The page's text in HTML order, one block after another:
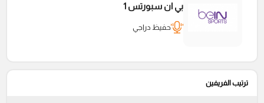
بي ان سبورتس 1
حفيظ دراجي
ترتيب الفريفين